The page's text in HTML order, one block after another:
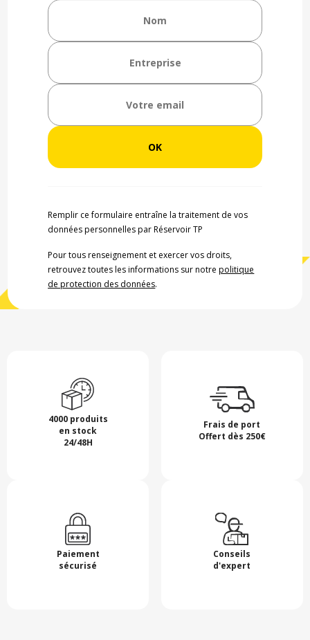
Remplir ce formulaire entraîne la traitement de vos
données personnelles par Réservoir TP
Pour tous renseignement et exercer vos droits,
retrouvez toutes les informations sur notrepolitique
de protection des données.
4000 produits
en stock
24/48H
Frais de port
Offert dès 250€
Paiement
sécurisé
Conseils
d'expert